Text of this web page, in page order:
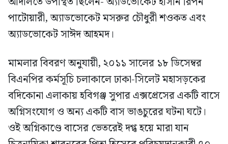
পাটোয়ারী, অ্যাডভোকেট মসরুর চৌধুরী শওকত এবং
অ্যাডভোকেট সাঈদ আহমদ।
মামলার বিবরণ অনুযায়ী, ২০১১ সালের ১৮ ডিসেম্বর
বিএনপির কর্মসূচি চলাকালে ঢাকা-সিলেট মহাসড়কের
বদিকোনা এলাকায় হবিগঞ্জ সুপার এক্সপ্রেসের একটি বাসে
অগ্নিসংযোগ ও অন্য একটি বাস ভাঙচুরের ঘটনা ঘটে।
ওই অগ্নিকাণ্ডে বাসের ভেতরেই দগ্ধ হয়ে মারা যান